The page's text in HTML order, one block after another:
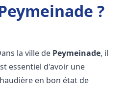
?
la ville de Peymeinade, il
essentiel d'avoir une
en bon état de